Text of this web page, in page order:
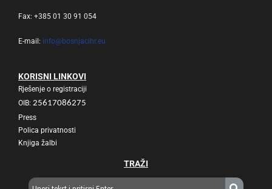
Fax: +385 01 30 91 054
E-mail: info@bosnjacihr.eu
KORISNI LINKOVI
Rješenje o registraciji
OIB: 25617086275
Press
Polica privatnosti
Knjiga žalbi
TRAŽI